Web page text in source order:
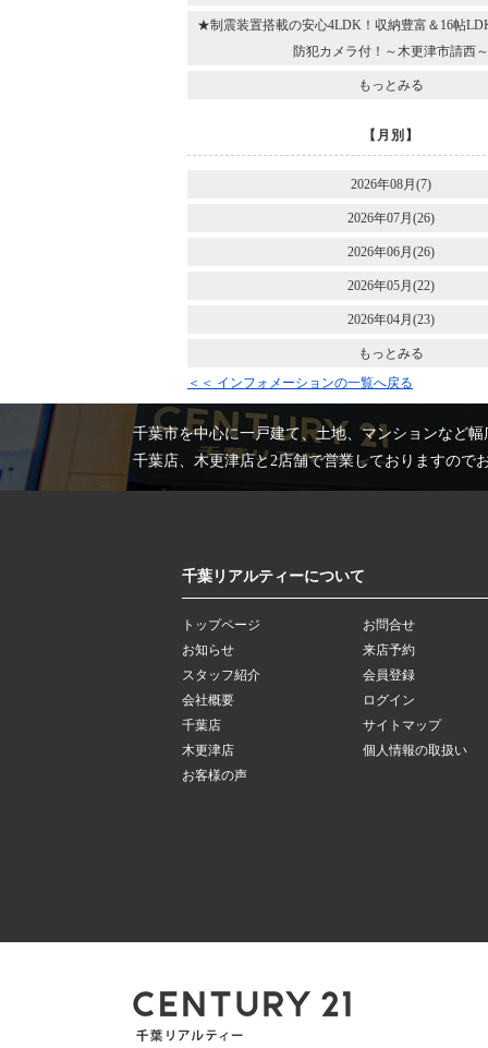
★制震装置搭載の安心4LDK！収納豊富＆16帖
防犯カメラ付！～木更津市請西
もっとみる
【月別】
2026年08月(7)
2026年07月(26)
2026年06月(26)
2026年05月(22)
2026年04月(23)
もっとみる
＜＜ インフォメーションの一覧へ戻る
千葉市を中心に一戸建て、土地、マンションなど
千葉店、木更津店と2店舗で営業しておりますので
千葉リアルティーについて
トップページ
お知らせ
スタッフ紹介
会社概要
千葉店
木更津店
お客様の声
お問合せ
来店予約
会員登録
ログイン
サイトマップ
個人情報の取扱い